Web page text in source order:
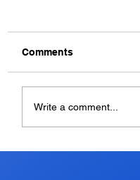
Comments
Write a comment...